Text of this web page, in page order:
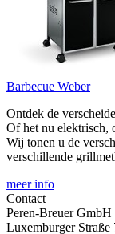
Barbecue Weber
Ontdek de
Of het nu elektrisch,
Wij tonen u de
verschillende
meer info
Contact
Peren-Breuer GmbH
Luxemburger Straße